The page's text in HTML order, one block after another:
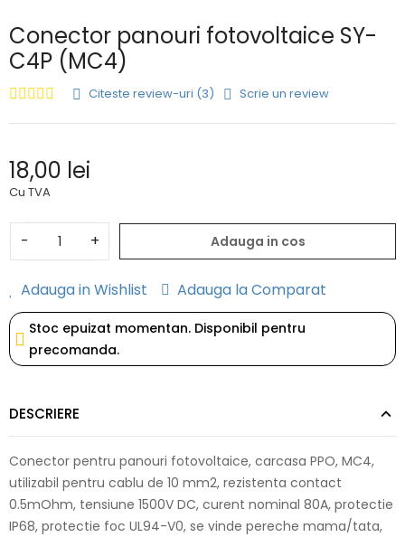
Conector panouri fotovoltaice SY-
C4P (MC4)
Citeste review-uri (3) Scrie un review
18,00 lei
Cu TVA
- + Adauga in cos
Adauga in Wishlist Adauga la Comparat
Stoc epuizat momentan. Disponibil pentru
precomanda.
DESCRIERE
Conector pentru panouri fotovoltaice, carcasa PPO, MC4,
utilizabil pentru cablu de 10 mm2, rezistenta contact
0.5mOhm, tensiune 1500V DC, curent nominal 80A, protectie
IP68, protectie foc UL94-V0, se vinde pereche mama/tata,